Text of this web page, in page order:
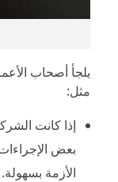
يلجأ أصحاب
مثل:
إذا كانت
بعض
الأزمة بسهولة.